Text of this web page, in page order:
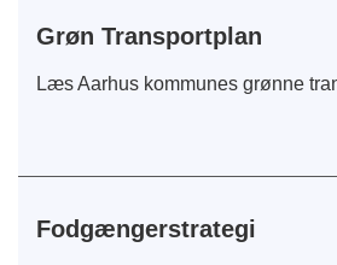
Grøn Transportplan
Læs Aarhus kommunes grønne
Fodgængerstrategi